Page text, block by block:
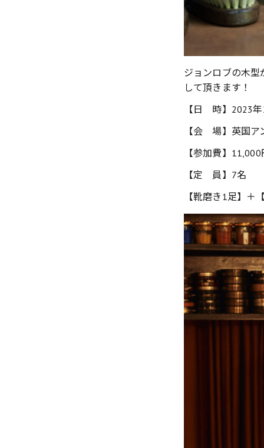
ジョンロブの木
して頂きます！
【日 時】2023
【会 場】英国ア
【参加費】
【定 員】7名
【靴磨き1足】＋